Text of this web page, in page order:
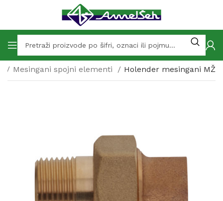
Mesingani spojni elementi Holender mesingani MŽ